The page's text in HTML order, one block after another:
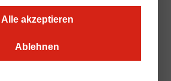
Alle akzeptieren
Ablehnen
Startups geht in die nächste